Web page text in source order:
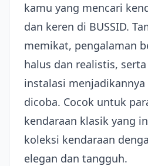
kamu yang mencari
dan keren di BUSSID.
memikat, pengalaman
halus dan realistis,
instalasi
dicoba. Cocok untuk
kendaraan klasik yang
koleksi kendaraan
elegan dan tangguh.